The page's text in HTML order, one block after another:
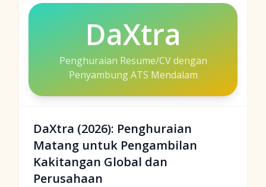
DaXtra
Penghuraian Resume/CV dengan
Penyambung ATS Mendalam
DaXtra (2026): Penghuraian
Matang untuk Pengambilan
Kakitangan Global dan
Perusahaan